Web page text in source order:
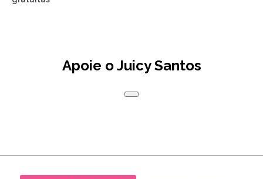
Apoie o Juicy Santos